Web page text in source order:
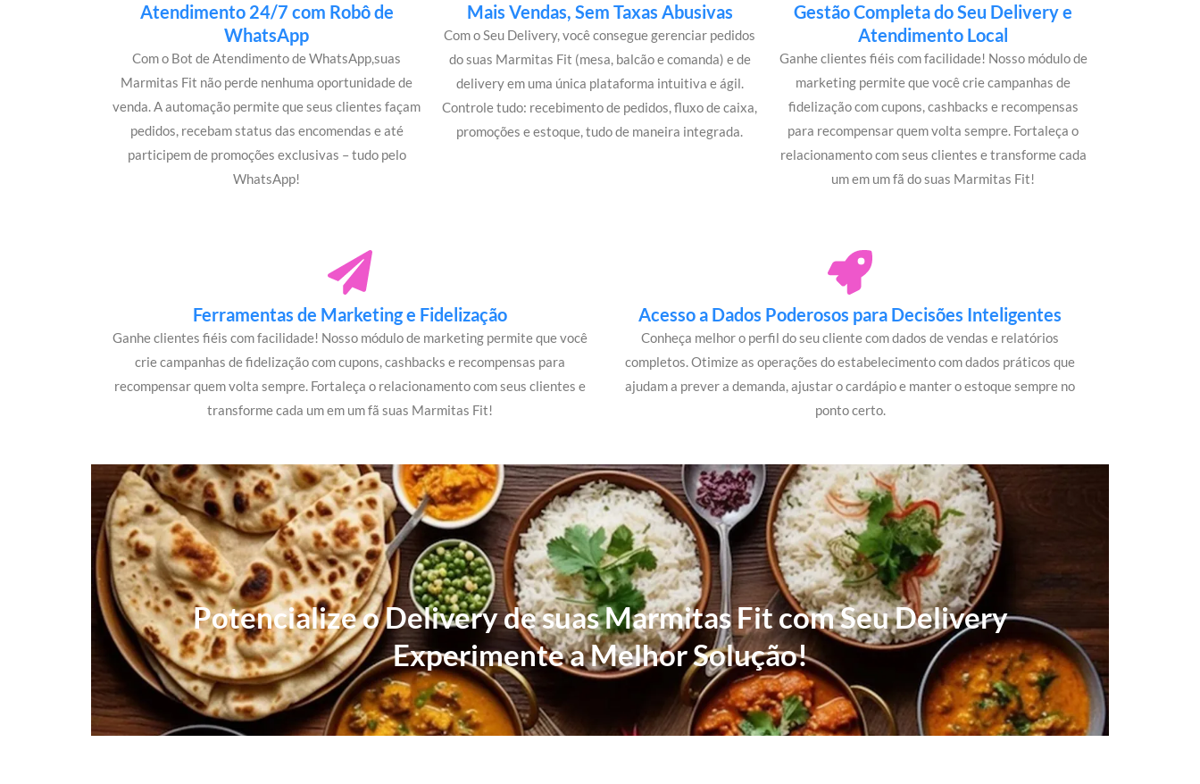
Atendimento 24/7 com Robô de
WhatsApp
Com o Bot de Atendimento de WhatsApp,suas
Marmitas Fit não perde nenhuma oportunidade de
venda. A automação permite que seus clientes façam
pedidos, recebam status das encomendas e até
participem de promoções exclusivas – tudo pelo
WhatsApp!
Mais Vendas, Sem Taxas Abusivas
Com o Seu Delivery, você consegue gerenciar pedidos
do suas Marmitas Fit (mesa, balcão e comanda) e de
delivery em uma única plataforma intuitiva e ágil.
Controle tudo: recebimento de pedidos, fluxo de caixa,
promoções e estoque, tudo de maneira integrada.
Gestão Completa do Seu Delivery e
Atendimento Local
Ganhe clientes fiéis com facilidade! Nosso módulo de
marketing permite que você crie campanhas de
fidelização com cupons, cashbacks e recompensas
para recompensar quem volta sempre. Fortaleça o
relacionamento com seus clientes e transforme cada
um em um fã do suas Marmitas Fit!
Ferramentas de Marketing e Fidelização
Ganhe clientes fiéis com facilidade! Nosso módulo de marketing permite que você
crie campanhas de fidelização com cupons, cashbacks e recompensas para
recompensar quem volta sempre. Fortaleça o relacionamento com seus clientes e
transforme cada um em um fã suas Marmitas Fit!
Acesso a Dados Poderosos para Decisões Inteligentes
Conheça melhor o perfil do seu cliente com dados de vendas e relatórios
completos. Otimize as operações do estabelecimento com dados práticos que
ajudam a prever a demanda, ajustar o cardápio e manter o estoque sempre no
ponto certo.
Potencialize o Delivery de suas Marmitas Fit com Seu Delivery
Experimente a Melhor Solução!